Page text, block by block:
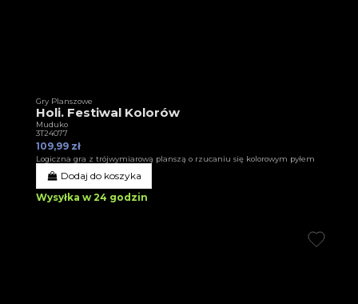
Gry Planszowe
Holi. Festiwal Kolorów
Muduko
3T24077
109,99 zł
Logiczna gra z trójwymiarową planszą o rzucaniu się kolorowym pyłem
Dodaj do koszyka
Wysyłka w 24 godzin